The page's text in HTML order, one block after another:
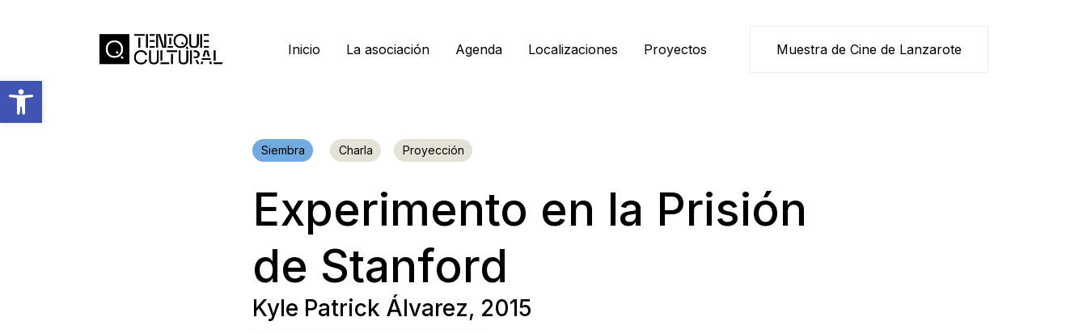
Abrir barra de herramientas
Muestra de Cine de Lanzarote
Inicio La asociación Agenda Localizaciones Proyectos
Siembra Charla Proyección
Experimento en la Prisión
de Stanford
Kyle Patrick Álvarez, 2015